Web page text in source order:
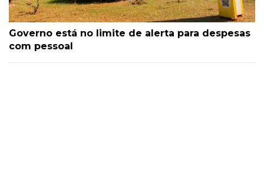
Governo está no limite de alerta para despesas
com pessoal